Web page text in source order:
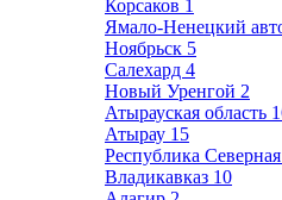
Корсаков 1
Ямало-Ненецкий
Ноябрьск 5
Салехард 4
Новый Уренгой 2
Атырауская область
Атырау 15
Республика
Владикавказ 10